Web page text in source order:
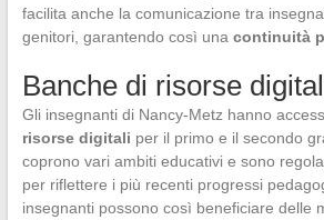
facilita anche la comunicazione tra
genitori, garantendo così una continuità
Banche di risorse
Gli insegnanti di Nancy-Metz hanno
risorse digitali per il primo e il secondo
coprono vari ambiti educativi e sono
per riflettere i più recenti progressi
insegnanti possono così beneficiare delle